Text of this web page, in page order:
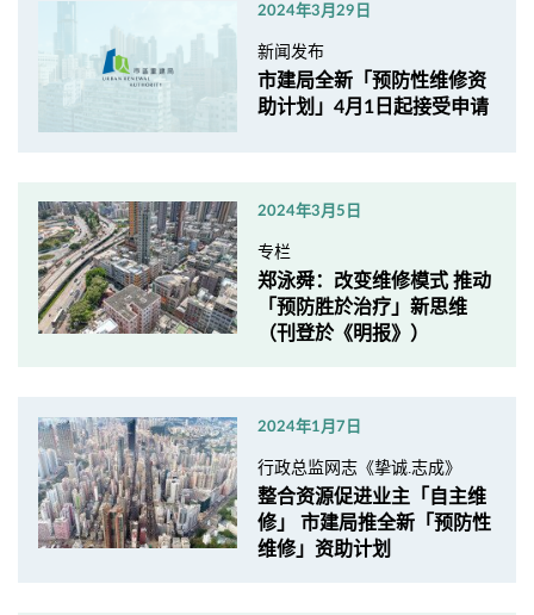
2024年3月29日
新闻发布
市建局全新「预防性维修资
助计划」4月1日起接受申请
2024年3月5日
专栏
郑泳舜：改变维修模式 推动
「预防胜於治疗」新思维
（刊登於《明报》）
2024年1月7日
行政总监网志《挚诚.志成》
整合资源促进业主「自主维
修」 市建局推全新「预防性
维修」资助计划